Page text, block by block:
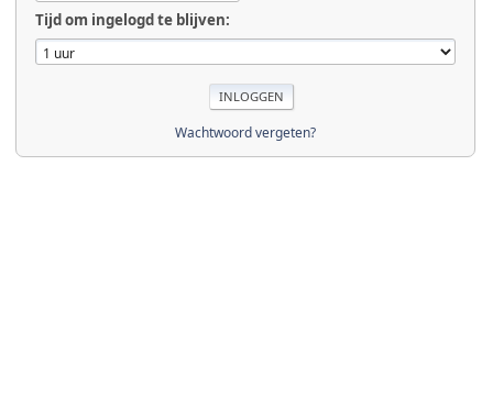
Tijd om ingelogd te blijven:
Wachtwoord vergeten?